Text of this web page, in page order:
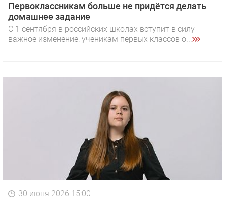
Первоклассникам больше не придётся делать
домашнее задание
С 1 сентября в российских школах вступит в силу
важное изменение: ученикам первых классов о...
30 июня 2026 15:00